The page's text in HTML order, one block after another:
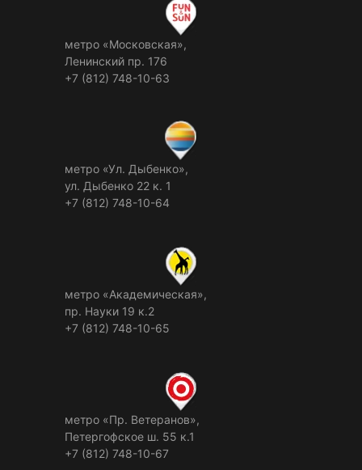
метро «Московская»,
Ленинский пр. 176
+7 (812) 748-10-63
метро «Ул. Дыбенко»,
ул. Дыбенко 22 к. 1
+7 (812) 748-10-64
метро «Академическая»,
пр. Науки 19 к.2
+7 (812) 748-10-65
метро «Пр. Ветеранов»,
Петергофское ш. 55 к.1
+7 (812) 748-10-67